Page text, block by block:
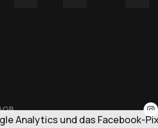
Analytics und das Facebook-